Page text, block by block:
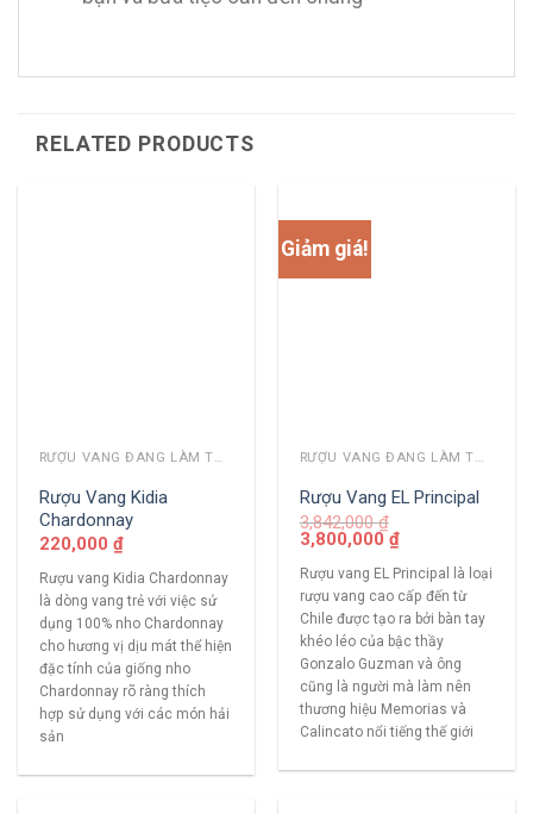
RELATED PRODUCTS
RƯỢU VANG ĐANG LÀM THỊ TRƯỜNG
Rượu Vang Kidia
Chardonnay
220,000 ₫
Rượu vang Kidia Chardonnay
là dòng vang trẻ với việc sử
dụng 100% nho Chardonnay
cho hương vị dịu mát thể hiện
đặc tính của giống nho
Chardonnay rõ ràng thích
hợp sử dụng với các món hải
sản
Giảm giá!
RƯỢU VANG ĐANG LÀM THỊ TRƯỜNG
Rượu Vang EL Principal
3,842,000₫
3,800,000₫
Rượu vang EL Principal là loại
rượu vang cao cấp đến từ
Chile được tạo ra bởi bàn tay
khéo léo của bậc thầy
Gonzalo Guzman và ông
cũng là người mà làm nên
thương hiệu Memorias và
Calincato nổi tiếng thế giới